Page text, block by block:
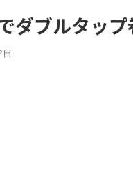
ダブルタッ